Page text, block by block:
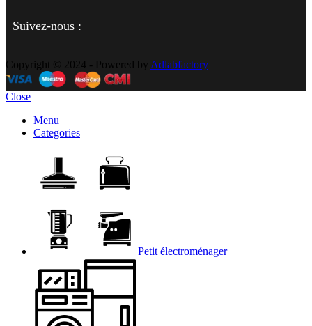
Suivez-nous :
Copyright © 2024 - Powered by Adlabfactory
Close
Menu
Categories
Petit électroménager